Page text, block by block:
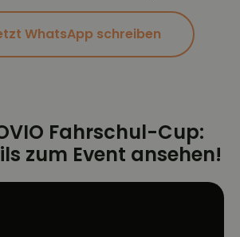
WhatsApp schreiben
Fahrschul-Cup:
zum Event ansehen!